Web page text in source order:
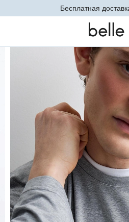
Невидимое базовое белье.